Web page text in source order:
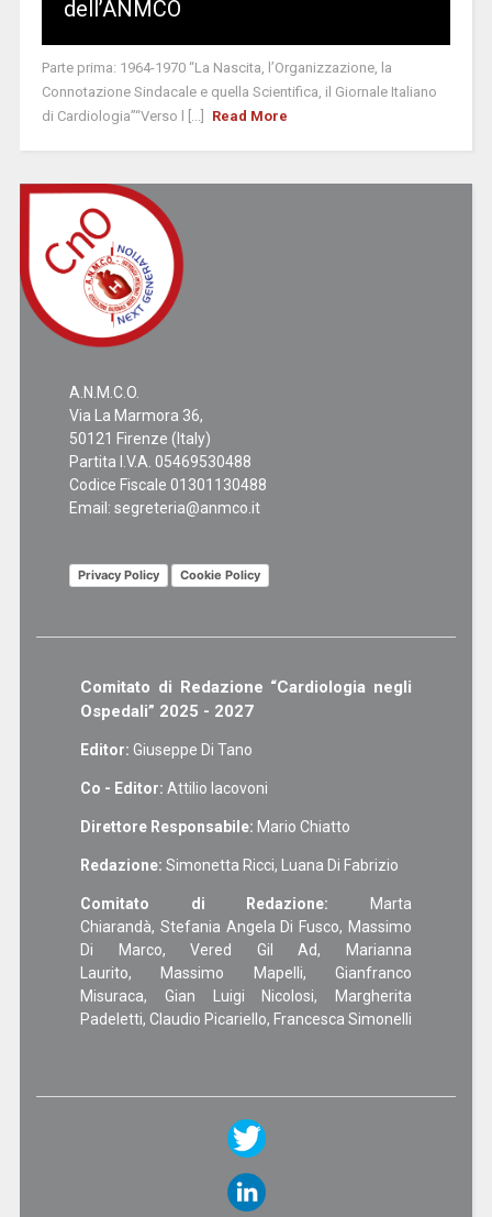
dell’ANMCO
Parte prima: 1964-1970 “La Nascita, l’Organizzazione, la
Connotazione Sindacale e quella Scientifica, il Giornale Italiano
di Cardiologia”“Verso l [...]
Read More
A.N.M.C.O.
Via La Marmora 36,
50121 Firenze (Italy)
Partita I.V.A. 05469530488
Codice Fiscale 01301130488
Email: segreteria@anmco.it
Privacy Policy Cookie Policy
Comitato di Redazione “Cardiologia negli
Ospedali” 2025 - 2027
Editor: Giuseppe Di Tano
Co - Editor: Attilio Iacovoni
Direttore Responsabile: Mario Chiatto
Redazione: Simonetta Ricci, Luana Di Fabrizio
Comitato di Redazione: Marta
Chiarandà, Stefania Angela Di Fusco, Massimo
Di Marco, Vered Gil Ad, Marianna
Laurito, Massimo Mapelli, Gianfranco
Misuraca, Gian Luigi Nicolosi, Margherita
Padeletti, Claudio Picariello, Francesca Simonelli